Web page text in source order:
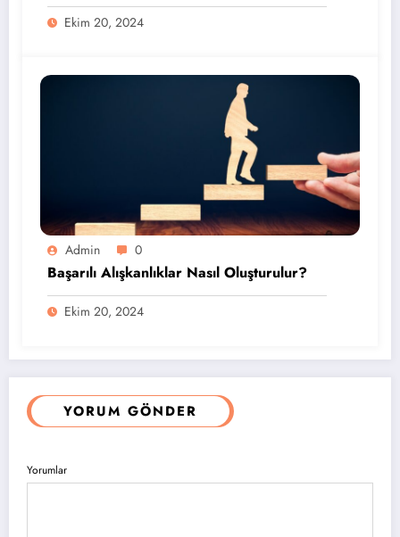
Ekim 20, 2024
Admin 0
Başarılı Alışkanlıklar Nasıl Oluşturulur?
Ekim 20, 2024
YORUM GÖNDER
Yorumlar